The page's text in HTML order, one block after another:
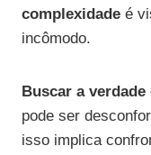
complexidade é
incômodo.
Buscar a verdade
pode ser
isso implica